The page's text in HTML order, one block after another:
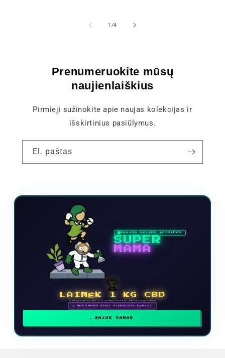
1 /iš4
Prenumeruokite mūsų
naujienlaiškius
Pirmieji sužinokite apie naujas kolekcijas ir
išskirtinius pasiūlymus.
El. paštas
NAUJAS VAIZDO ŽAIDIMAS
SUPER
MAMA
🏆
LAIMĖK 1 KG CBD
Dalyvaukite ir pakilkite reitinguose
🗓 APDOVANOJIMAI KIEKVIENĄ MĖNESĮ
ŽAISK DABAR